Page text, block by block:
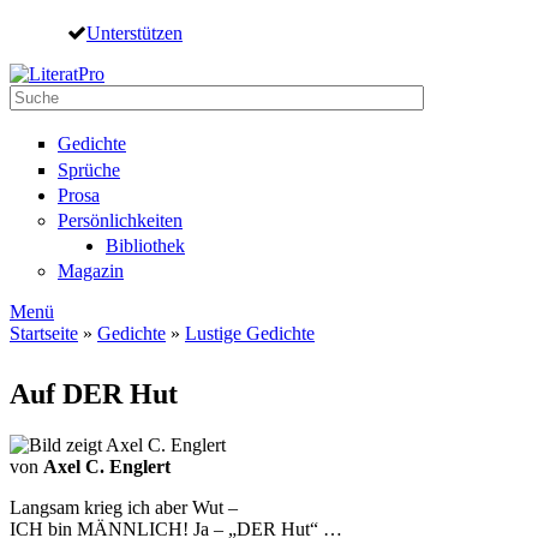
Direkt zum Inhalt
Unterstützen
Suche
Gedichte
Sprüche
Prosa
Persönlichkeiten
Bibliothek
Magazin
Menü
Startseite » Gedichte » Lustige Gedichte
Auf DER Hut
von Axel C. Englert
Langsam krieg ich aber Wut –
ICH bin MÄNNLICH! Ja – „DER Hut“ …